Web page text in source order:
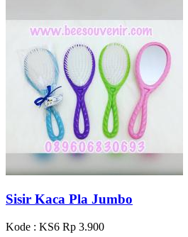
Sisir Kaca Pla Jumbo
Kode : KS6 Rp 3.900